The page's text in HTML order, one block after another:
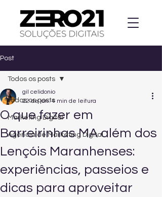
Post
Todos os posts
Marketing Digital
Agencia de Marketing Digital
Todos os posts
O que fazer em
Barreirinhas MA além dos
Lençóis Maranhenses:
experiências, passeios e
dicas para aproveitar
gil celidonio
22 de jan. 4 min de leitura